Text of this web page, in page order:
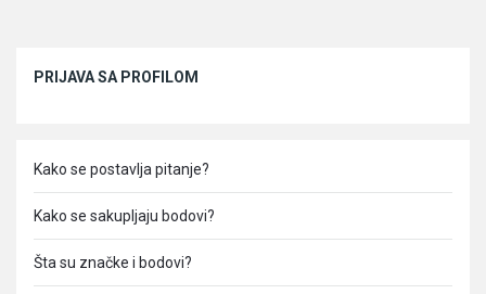
PRIJAVA SA PROFILOM
Kako se postavlja pitanje?
Kako se sakupljaju bodovi?
Šta su značke i bodovi?